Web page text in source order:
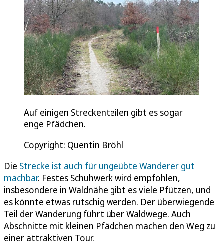
Auf einigen Streckenteilen gibt es sogar
enge Pfädchen.
Copyright: Quentin Bröhl
Die Strecke ist auch für ungeübte Wanderer gut
machbar. Festes Schuhwerk wird empfohlen,
insbesondere in Waldnähe gibt es viele Pfützen, und
es könnte etwas rutschig werden. Der überwiegende
Teil der Wanderung führt über Waldwege. Auch
Abschnitte mit kleinen Pfädchen machen den Weg zu
einer attraktiven Tour.